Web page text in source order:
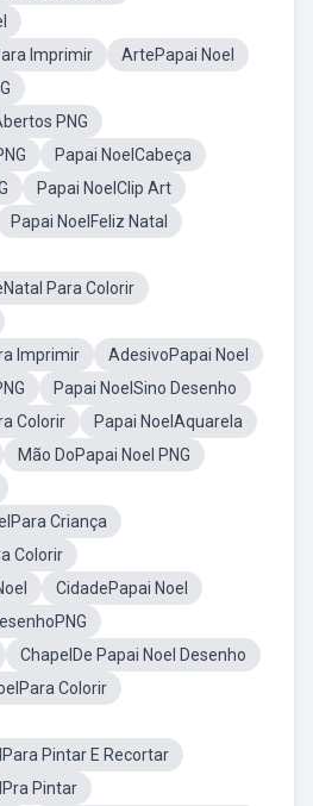
Imprimir
ArtePapai Noel
PNG
Papai NoelCabeça
Papai NoelClip Art
Papai NoelFeliz Natal
Para Colorir
Imprimir
AdesivoPapai Noel
Papai NoelSino Desenho
Colorir
Papai NoelAquarela
Mão DoPapai Noel PNG
Criança
Colorir
CidadePapai Noel
ChapelDe Papai Noel Desenho
Colorir
Pintar E Recortar
Pintar